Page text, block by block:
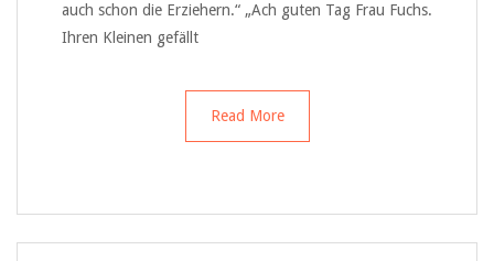
auch schon die Erziehern.“ „Ach guten Tag Frau Fuchs.
Ihren Kleinen gefällt
Read More